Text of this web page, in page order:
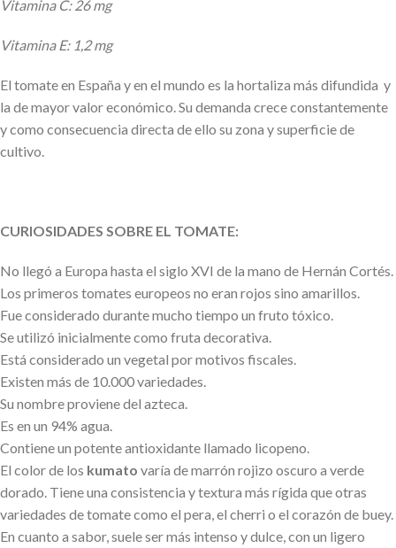
Vitamina C: 26 mg
Vitamina E: 1,2 mg
El tomate en España y en el mundo es la hortaliza más difundida y
la de mayor valor económico. Su demanda crece constantemente
y como consecuencia directa de ello su zona y superficie de
cultivo.
CURIOSIDADES SOBRE EL TOMATE:
No llegó a Europa hasta el siglo XVI de la mano de Hernán Cortés.
Los primeros tomates europeos no eran rojos sino amarillos.
Fue considerado durante mucho tiempo un fruto tóxico.
Se utilizó inicialmente como fruta decorativa.
Está considerado un vegetal por motivos fiscales.
Existen más de 10.000 variedades.
Su nombre proviene del azteca.
Es en un 94% agua.
Contiene un potente antioxidante llamado licopeno.
El color de los kumato varía de marrón rojizo oscuro a verde
dorado. Tiene una consistencia y textura más rígida que otras
variedades de tomate como el pera, el cherri o el corazón de buey.
En cuanto a sabor, suele ser más intenso y dulce, con un ligero